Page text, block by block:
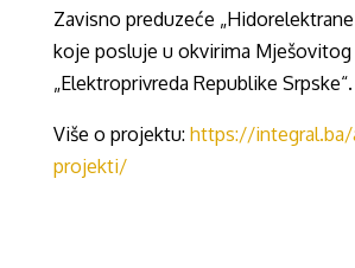
Zavisno preduzeće „Hidorelektrane
koje posluje u okvirima Mješovitog
„Elektroprivreda Republike Srpske“.
Više o projektu: https://
projekti/